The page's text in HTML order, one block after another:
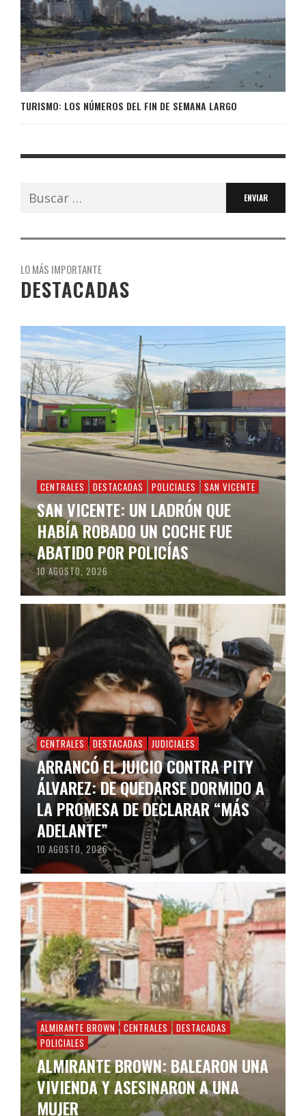
TURISMO: LOS NÚMEROS DEL FIN DE SEMANA LARGO
Buscar:
LO MÁS IMPORTANTE
DESTACADAS
CENTRALES DESTACADAS POLICIALES SAN VICENTE
SAN VICENTE: UN LADRÓN QUE
HABÍA ROBADO UN COCHE FUE
ABATIDO POR POLICÍAS
10 AGOSTO, 2026
CENTRALES DESTACADAS JUDICIALES
ARRANCÓ EL JUICIO CONTRA PITY
ÁLVAREZ: DE QUEDARSE DORMIDO A
LA PROMESA DE DECLARAR “MÁS
ADELANTE”
10 AGOSTO, 2026
ALMIRANTE BROWN CENTRALES
DESTACADAS
POLICIALES
ALMIRANTE BROWN: BALEARON UNA
VIVIENDA Y ASESINARON A UNA
MUJER